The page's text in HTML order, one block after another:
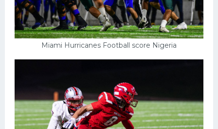
Miami Hurricanes Football score Nigeria